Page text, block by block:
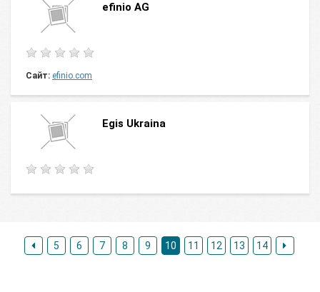
efinio AG
Сайт: efinio.com
Egis Ukraina
5 6 7 8 9 10 11 12 13 14